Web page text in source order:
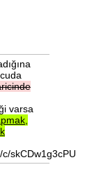
varsa
skCDw1g3cPU